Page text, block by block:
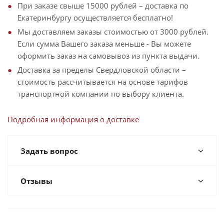
При заказе свыше 15000 рублей – доставка по
Екатеринбургу осуществляется бесплатно!
Мы доставляем заказы стоимостью от 3000 рублей.
Если сумма Вашего заказа меньше - Вы можете
оформить заказ на самовывоз из пункта выдачи.
Доставка за пределы Свердловской области –
стоимость рассчитывается на основе тарифов
транспортной компании по выбору клиента.
Подробная информация о доставке
Задать вопрос
Отзывы